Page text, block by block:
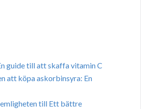
guide till att skaffa vitamin C
att köpa askorbinsyra: En
till Ett bättre